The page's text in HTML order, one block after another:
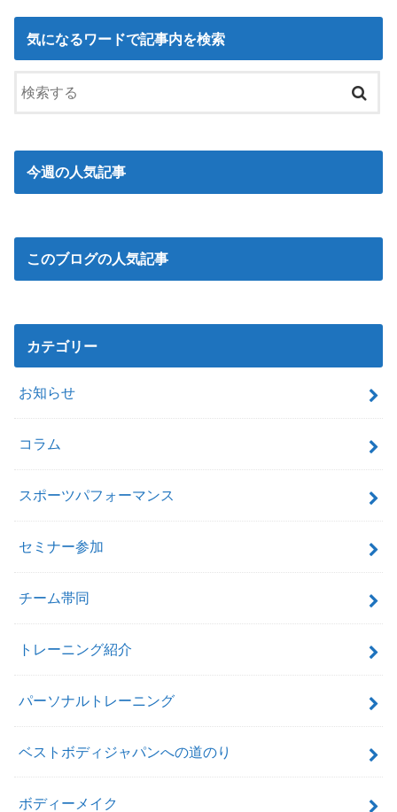
気になるワードで記事内を検索
今週の人気記事
このブログの人気記事
カテゴリー
お知らせ
コラム
スポーツパフォーマンス
セミナー参加
チーム帯同
トレーニング紹介
パーソナルトレーニング
ベストボディジャパンへの道のり
ボディーメイク